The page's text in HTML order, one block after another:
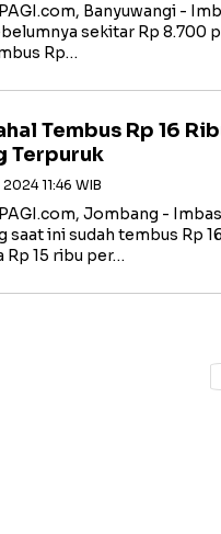
Banyuwangi -
sekitar Rp 8.700
Rp…
Tembus Rp 16
Terpuruk
11:46 WIB
Jombang -
saat ini sudah tembus Rp
Rp 15 ribu per…